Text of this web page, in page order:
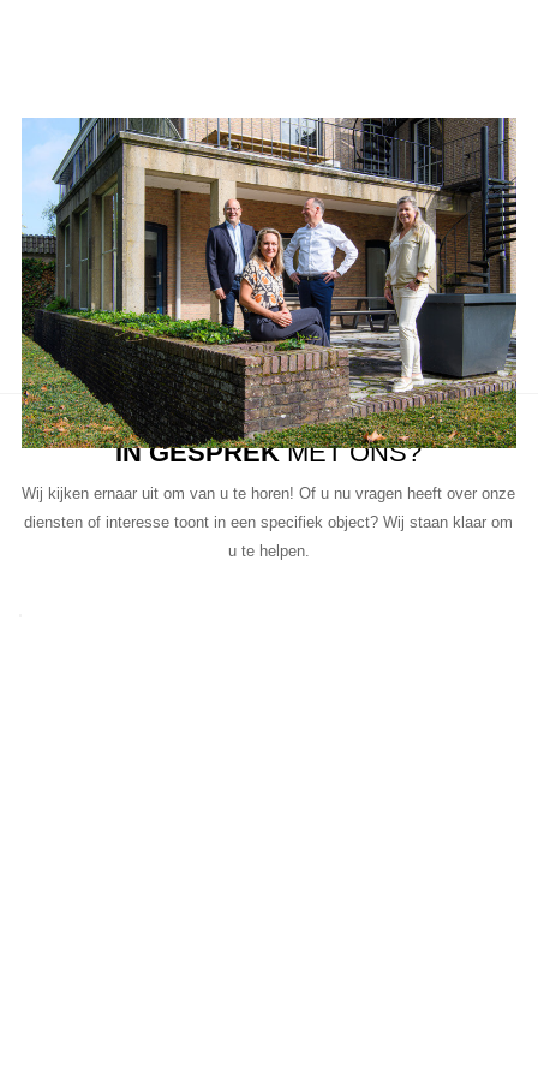
Aanbod van LUC
Neem de tijd om onze lijst met beschikbare object te bekijken en
aarzel niet om contact met ons op te nemen als u vragen heeft, meer
informatie wilt of een bezichtiging wil plannen.
Ons team van vastgoedprofessionals staat klaar om u te helpen bij
elke stap van het proces.
IN GESPREKMET ONS?
Wij kijken ernaar uit om van u te horen! Of u nu vragen heeft over onze
diensten of interesse toont in een specifiek object? Wij staan klaar om
u te helpen.